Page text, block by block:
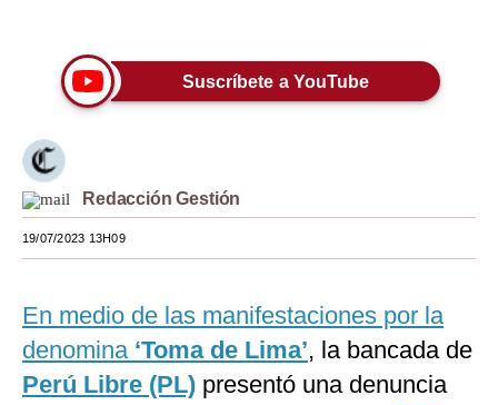
Blogs
Lujo
Viajes
Mundo
EEUU
Suscríbete a YouTube
Redacción Gestión
19/07/2023 13H09
En medio de las manifestaciones por la
denomina ‘Toma de Lima’, la bancada de
Perú Libre (PL) presentó una denuncia